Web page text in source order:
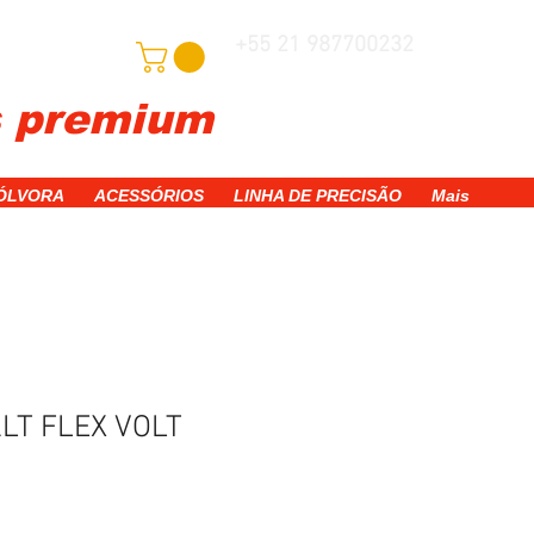
premium
ACESSÓRIOS LINHA DE PRECISÃO Mais
FLEX VOLT